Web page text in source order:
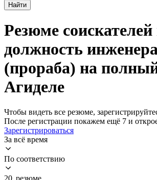
Найти
Резюме соискателей
должность
(прораба) на
Агиделе
Чтобы видеть все резюме,
После регистрации покажем ещё 7 и
Зарегистрироваться
За всё время
По соответствию
20 резюме